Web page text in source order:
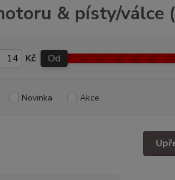
& písty/válce
Kč Od
Novinka Akce